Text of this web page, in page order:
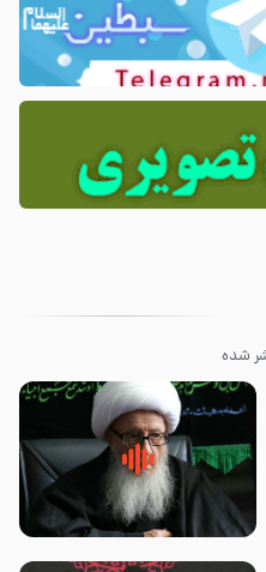
شده
زوّار اربعین امام حسین (علیه
السلام) با این اشتیاق به زیارت